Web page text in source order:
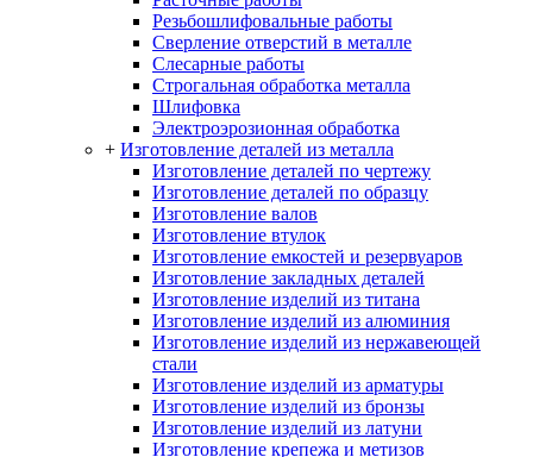
Резьбошлифовальные работы
Сверление отверстий в металле
Слесарные работы
Строгальная обработка металла
Шлифовка
Электроэрозионная обработка
+ Изготовление деталей из металла
Изготовление деталей по чертежу
Изготовление деталей по образцу
Изготовление валов
Изготовление втулок
Изготовление емкостей и резервуаров
Изготовление закладных деталей
Изготовление изделий из титана
Изготовление изделий из алюминия
Изготовление изделий из нержавеющей
стали
Изготовление изделий из арматуры
Изготовление изделий из бронзы
Изготовление изделий из латуни
Изготовление крепежа и метизов